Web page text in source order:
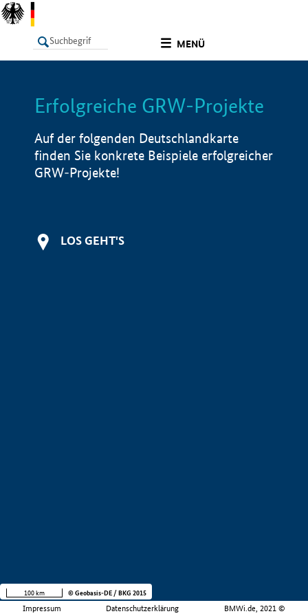
MENÜ
LISTE Info
Erfolgreiche GRW-Projekte
Auf der folgenden Deutschlandkarte
finden Sie konkrete Beispiele erfolgreicher
GRW-Projekte!
LOS GEHT'S
Impressum Datenschutzerklärung BMWi.de, 2021 ©
100 km © Geobasis-DE / BKG 2015